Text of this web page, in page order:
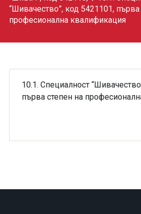
“Шивачество”, код 5421101, първа
професионална квалификация
10.1. Специалност
първа степен на